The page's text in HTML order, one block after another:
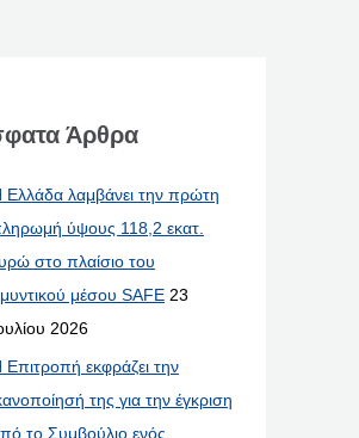
Άρθρα
Ελλάδα λαμβάνει την πρώτη
ύψους 118,2 εκατ.
στο πλαίσιο του
μέσου SAFE 23
2026
Επιτροπή εκφράζει την
της για την έγκριση
το Συμβούλιο ενός